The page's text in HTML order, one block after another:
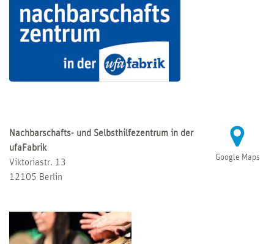
Google Maps
Nachbarschafts- und Selbsthilfezentrum in der
ufaFabrik
Viktoriastr. 13
12105 Berlin